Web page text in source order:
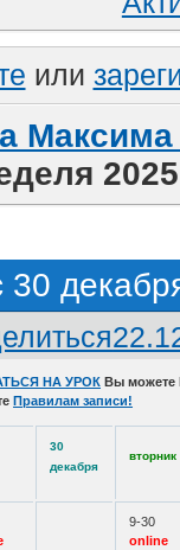
или
30
НА УРОК Вы
Правилам записи!
30
декабря
вторник
9-30
online